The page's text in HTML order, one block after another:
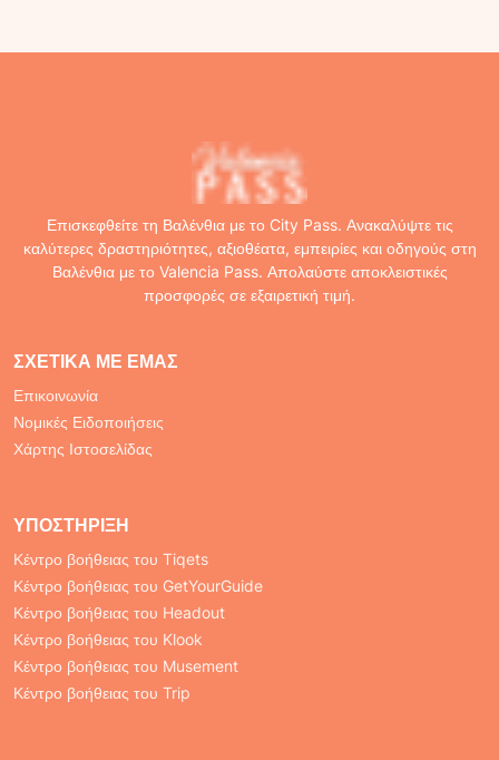
Επισκεφθείτε τη Βαλένθια με το City Pass. Ανακαλύψτε τις
καλύτερες δραστηριότητες, αξιοθέατα, εμπειρίες και οδηγούς στη
Βαλένθια με το Valencia Pass. Απολαύστε αποκλειστικές
προσφορές σε εξαιρετική τιμή.
ΣΧΕΤΙΚΆ ΜΕ ΕΜΆΣ
Επικοινωνία
Νομικές Ειδοποιήσεις
Χάρτης Ιστοσελίδας
ΥΠΟΣΤΉΡΙΞΗ
Κέντρο βοήθειας του Tiqets
Κέντρο βοήθειας του GetYourGuide
Κέντρο βοήθειας του Headout
Κέντρο βοήθειας του Klook
Κέντρο βοήθειας του Musement
Κέντρο βοήθειας του Trip